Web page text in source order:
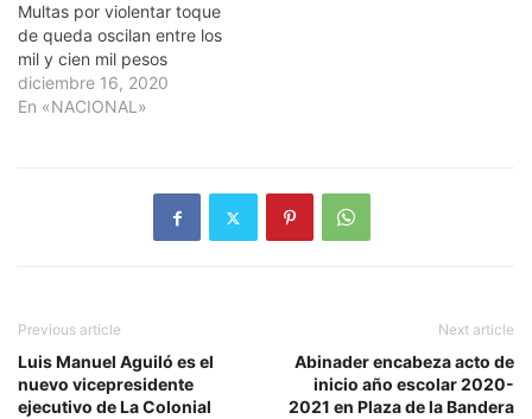
Multas por violentar toque
de queda oscilan entre los
mil y cien mil pesos
diciembre 16, 2020
En «NACIONAL»
Previous article
Luis Manuel Aguiló es el
nuevo vicepresidente
ejecutivo de La Colonial
Next article
Abinader encabeza acto de
inicio año escolar 2020-
2021 en Plaza de la Bandera